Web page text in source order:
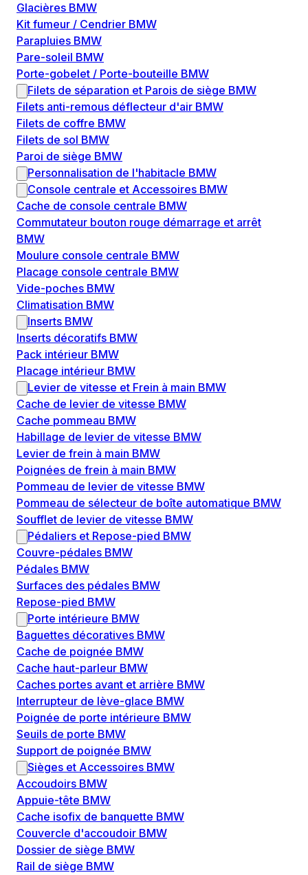
Glacières BMW
Kit fumeur / Cendrier BMW
Parapluies BMW
Pare-soleil BMW
Porte-gobelet / Porte-bouteille BMW
Filets de séparation et Parois de siège BMW
Filets anti-remous déflecteur d'air BMW
Filets de coffre BMW
Filets de sol BMW
Paroi de siège BMW
Personnalisation de l'habitacle BMW
Console centrale et Accessoires BMW
Cache de console centrale BMW
Commutateur bouton rouge démarrage et arrêt
BMW
Moulure console centrale BMW
Placage console centrale BMW
Vide-poches BMW
Climatisation BMW
Inserts BMW
Inserts décoratifs BMW
Pack intérieur BMW
Placage intérieur BMW
Levier de vitesse et Frein à main BMW
Cache de levier de vitesse BMW
Cache pommeau BMW
Habillage de levier de vitesse BMW
Levier de frein à main BMW
Poignées de frein à main BMW
Pommeau de levier de vitesse BMW
Pommeau de sélecteur de boîte automatique BMW
Soufflet de levier de vitesse BMW
Pédaliers et Repose-pied BMW
Couvre-pédales BMW
Pédales BMW
Surfaces des pédales BMW
Repose-pied BMW
Porte intérieure BMW
Baguettes décoratives BMW
Cache de poignée BMW
Cache haut-parleur BMW
Caches portes avant et arrière BMW
Interrupteur de lève-glace BMW
Poignée de porte intérieure BMW
Seuils de porte BMW
Support de poignée BMW
Sièges et Accessoires BMW
Accoudoirs BMW
Appuie-tête BMW
Cache isofix de banquette BMW
Couvercle d'accoudoir BMW
Dossier de siège BMW
Rail de siège BMW